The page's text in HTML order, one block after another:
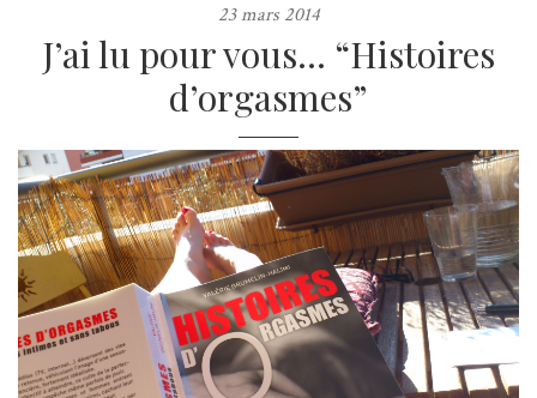
23 mars 2014
J’ai lu pour vous… “Histoires
d’orgasmes”